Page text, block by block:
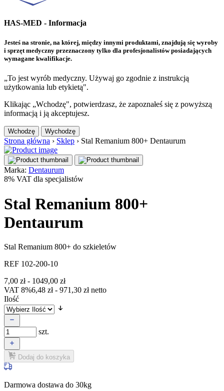
HAS-MED - Informacja
Jesteś na stronie, na której, między innymi produktami, znajdują się wyroby
i sprzęt medyczny przeznaczony tylko dla profesjonalistów posiadających
wymagane kwalifikacje.
„To jest wyrób medyczny. Używaj go zgodnie z instrukcją
użytkowania lub etykietą".
Klikając „Wchodzę", potwierdzasz, że zapoznałeś się z powyższą
informacją i ją akceptujesz.
Wchodzę Wychodzę
Strona główna › Sklep › Stal Remanium 800+ Dentaurum
Marka: Dentaurum
8% VAT dla specjalistów
Stal Remanium 800+
Dentaurum
Stal Remanium 800+ do szkieletów
REF 102-200-10
7,00 zł- 1049,00 zł
VAT 8%6,48 zł- 971,30 złnetto
Ilość
szt.
Dodaj do koszyka
Darmowa dostawa do 30kg